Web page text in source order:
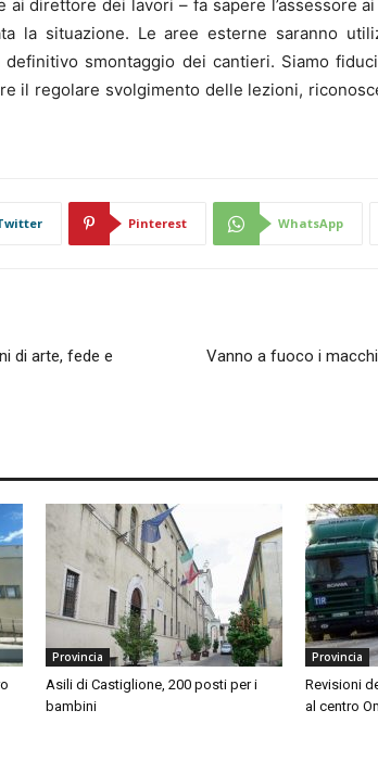
ai direttore dei lavori – fa sapere l’assessore
la situazione. Le aree esterne saranno
smontaggio dei cantieri. Siamo
il regolare svolgimento delle lezioni,
Pinterest WhatsApp
di arte, fede e
Vanno a fuoco i
Provincia
Asili di Castiglione, 200 posti per i
bambini
Provincia
Revisioni
al centro